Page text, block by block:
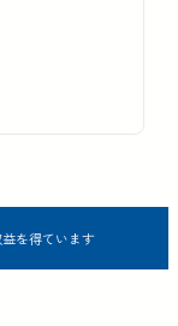
を得ています